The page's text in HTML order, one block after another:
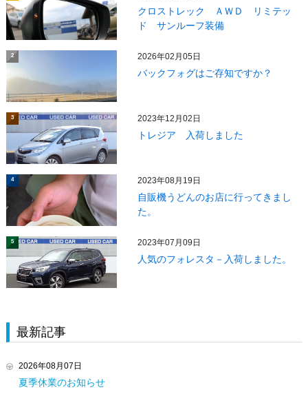
クロストレック ＡＷＤ リミテッ
ド サンルーフ装備
2 2026年02月05日
バックフォグはご存知ですか？
3 2023年12月02日
トレジア 入荷しました
4 2023年08月19日
自販機うどんのお店に行ってきまし
た。
5 2023年07月09日
人気のフォレスタ－入荷しました。
最新記事
2026年08月07日
夏季休業のお知らせ